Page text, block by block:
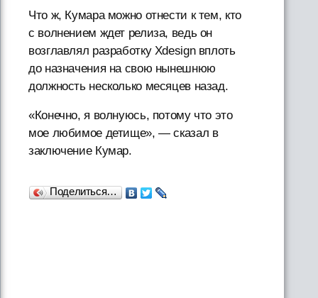
Что ж, Кумара можно отнести к тем, кто
с волнением ждет релиза, ведь он
возглавлял разработку Xdesign вплоть
до назначения на свою нынешнюю
должность несколько месяцев назад.
«Конечно, я волнуюсь, потому что это
мое любимое детище», — сказал в
заключение Кумар.
Поделиться…